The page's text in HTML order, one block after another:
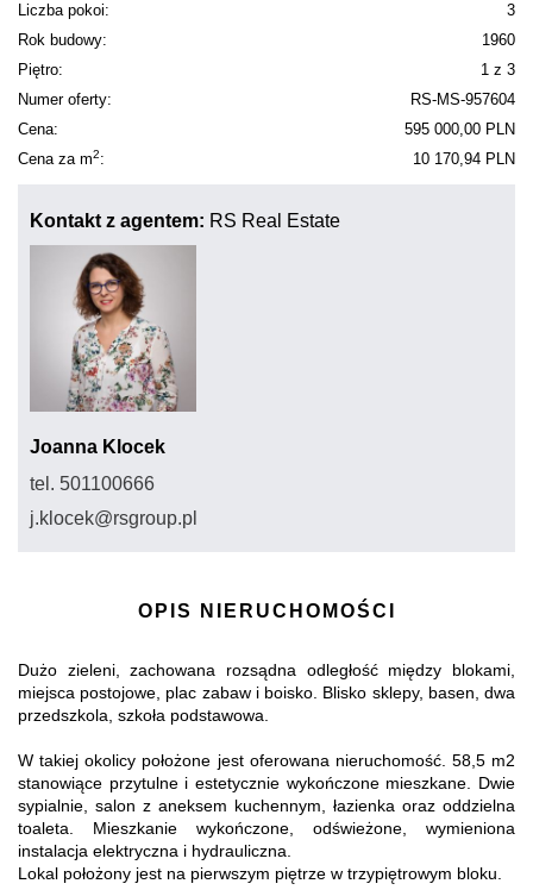
Liczba pokoi:
3
Rok budowy:
1960
Piętro:
1 z 3
Numer oferty:
RS-MS-957604
Cena:
595 000,00 PLN
Cena za m2: 10 170,94 PLN
Kontakt z agentem: RS Real Estate
Joanna Klocek
tel. 501100666
j.klocek@rsgroup.pl
OPIS NIERUCHOMOŚCI
Dużo zieleni, zachowana rozsądna odległość między blokami,
miejsca postojowe, plac zabaw i boisko. Blisko sklepy, basen, dwa
przedszkola, szkoła podstawowa.
W takiej okolicy położone jest oferowana nieruchomość. 58,5 m2
stanowiące przytulne i estetycznie wykończone mieszkane. Dwie
sypialnie, salon z aneksem kuchennym, łazienka oraz oddzielna
toaleta. Mieszkanie wykończone, odświeżone, wymieniona
instalacja elektryczna i hydrauliczna.
Lokal położony jest na pierwszym piętrze w trzypiętrowym bloku.